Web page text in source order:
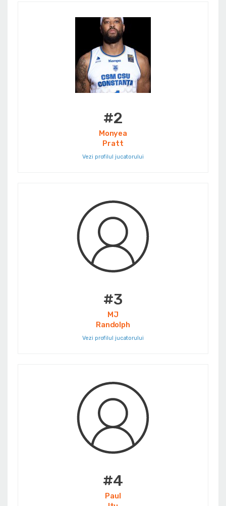
#2
Monyea
Pratt
Vezi profilul jucatorului
#3
MJ
Randolph
Vezi profilul jucatorului
#4
Paul